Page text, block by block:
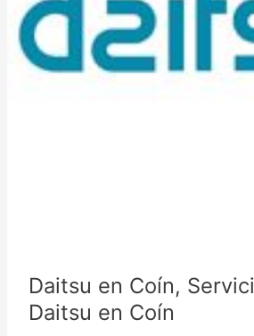
Daitsu en Coín,
Daitsu en Coín